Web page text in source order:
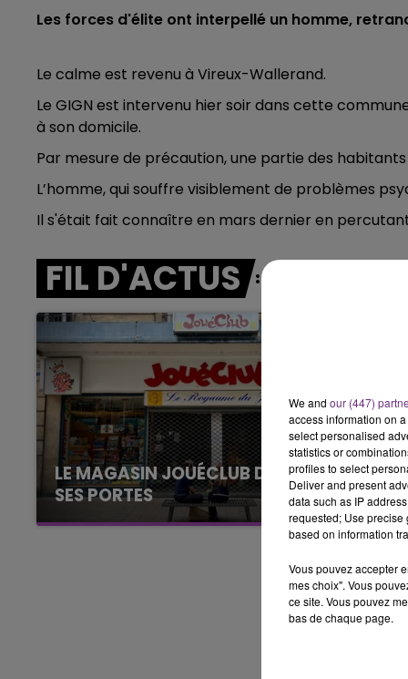
10h00 - 14h00
LE TICKET DE CAISSE
Les forces d'élite ont interpellé un homme,
Le calme est revenu à Vireux-Wallerand.
Le GIGN est intervenu hier soir dans cette
à son domicile.
Par mesure de précaution, une partie des
L’homme, qui souffre visiblement de problèmes
Il s'était fait connaître en mars dernier en
FIL D'ACTUS
LE MAGASIN JOUÉCLUB DE REIMS FERME
SES PORTES
C'était l'une des institutions du centre-ville
rémois. Le magasin JouéClub est contraint de
We and our (447)
access information on
select personalised
statistics or
profiles to select
Deliver and present
data such as IP
requested; Use precise
based on information
Vous pouvez accepter
mes choix". Vous
ce site. Vous pouvez
bas de chaque page.